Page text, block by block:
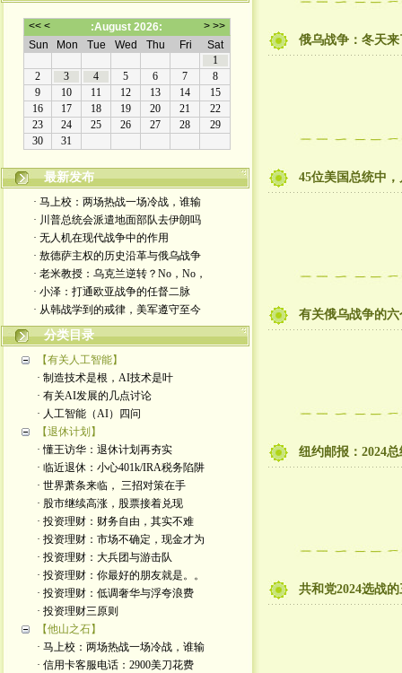
最新发布
· 马上校：两场热战一场冷战，谁输
· 川普总统会派遣地面部队去伊朗吗
· 无人机在现代战争中的作用
· 敖德萨主权的历史沿革与俄乌战争
· 老米教授：乌克兰逆转？No，No，
· 小泽：打通欧亚战争的任督二脉
· 从韩战学到的戒律，美军遵守至今
分类目录
【有关人工智能】
· 制造技术是根，AI技术是叶
· 有关AI发展的几点讨论
· 人工智能（AI）四问
【退休计划】
· 懂王访华：退休计划再夯实
· 临近退休：小心401k/IRA税务陷阱
· 世界萧条来临， 三招对策在手
· 股市继续高涨，股票接着兑现
· 投资理财：财务自由，其实不难
· 投资理财：市场不确定，现金才为
· 投资理财：大兵团与游击队
· 投资理财：你最好的朋友就是。。
· 投资理财：低调奢华与浮夸浪费
· 投资理财三原则
【他山之石】
· 马上校：两场热战一场冷战，谁输
· 信用卡客服电话：2900美刀花费
俄乌战争：冬天来
45位美国总统中
有关俄乌战争的
纽约邮报：2024
共和党2024选战